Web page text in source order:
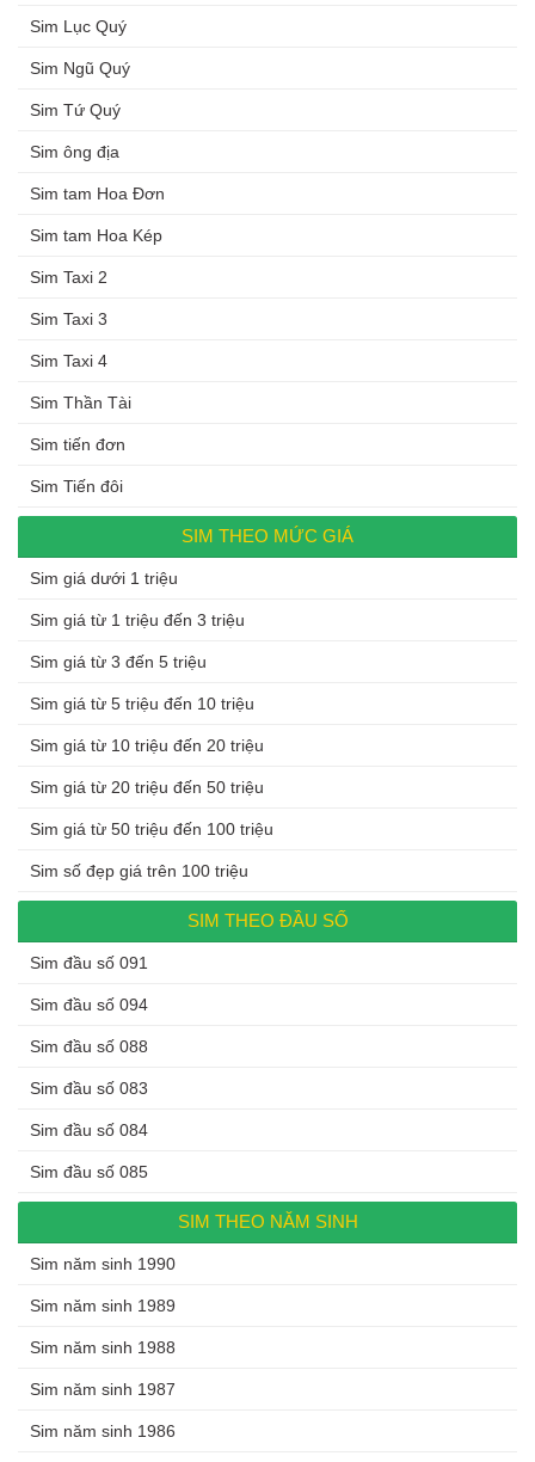
Sim Lục Quý
Sim Ngũ Quý
Sim Tứ Quý
Sim ông địa
Sim tam Hoa Đơn
Sim tam Hoa Kép
Sim Taxi 2
Sim Taxi 3
Sim Taxi 4
Sim Thần Tài
Sim tiến đơn
Sim Tiến đôi
SIM THEO MỨC GIÁ
Sim giá dưới 1 triệu
Sim giá từ 1 triệu đến 3 triệu
Sim giá từ 3 đến 5 triệu
Sim giá từ 5 triệu đến 10 triệu
Sim giá từ 10 triệu đến 20 triệu
Sim giá từ 20 triệu đến 50 triệu
Sim giá từ 50 triệu đến 100 triệu
Sim số đẹp giá trên 100 triệu
SIM THEO ĐẦU SỐ
Sim đầu số 091
Sim đầu số 094
Sim đầu số 088
Sim đầu số 083
Sim đầu số 084
Sim đầu số 085
SIM THEO NĂM SINH
Sim năm sinh 1990
Sim năm sinh 1989
Sim năm sinh 1988
Sim năm sinh 1987
Sim năm sinh 1986